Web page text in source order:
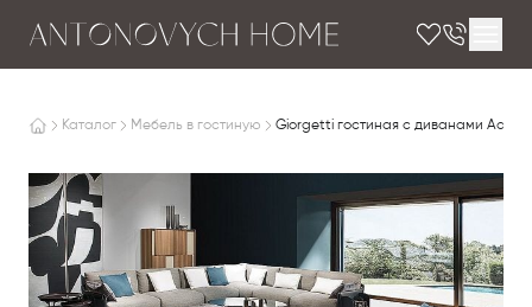
Каталог Мебель в гостиную Giorgetti гостиная с диванами Adam